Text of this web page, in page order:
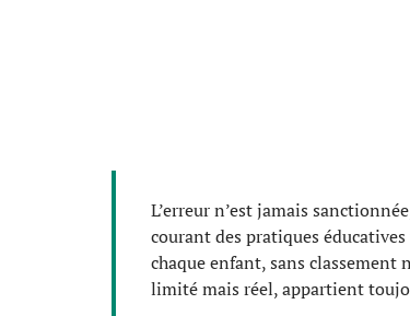
L’erreur n’est jamais
courant des pratiques
chaque enfant, sans
limité mais réel, appartient